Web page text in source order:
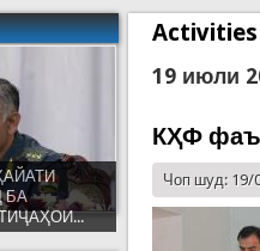
19 июли
КҲФ
Чоп шуд: 19/
БА